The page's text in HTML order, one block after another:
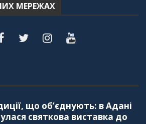
МЕРЕЖАХ
що об’єднують: в Адані
святкова виставка до